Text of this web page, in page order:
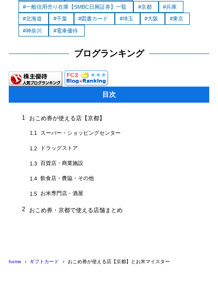
一般信用売り在庫【SMBC日興証券】一覧 京都 兵庫
北海道 千葉 図書カード 埼玉 大阪 東京
神奈川 電車優待
ブログランキング
目次
1 おこめ券が使える店【京都】
1.1 スーパー・ショッピングセンター
1.2 ドラッグストア
1.3 百貨店・商業施設
1.4 飲食店・農協・その他
1.5 お米専門店・酒屋
2 おこめ券・京都で使える店舗まとめ
home ギフトカード おこめ券が使える店【京都】とお米マイスター